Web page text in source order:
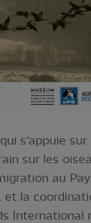
s'appuie sur
sur les
au
la
International